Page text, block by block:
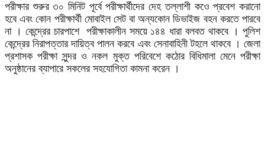
পরীক্ষার শুরুর ৩০ মিনিট পূর্বে পরীক্ষার্থীদের দেহ তল্লাশী কওে প্রবেশ করানো
হবে এবং কোন পরীক্ষার্থী মোবাইল সেট বা অন্যকোন ডিভাইজ বহন করতে পারবে
না । কেন্দ্রের চারপাশে পরীক্ষাকালীন সময়ে ১৪৪ ধারা বলবত থাকবে । পুলিশ
কেন্দ্রের নিরাপত্তার দায়িত্ব পালন করবে এবং সেনাবাহিনী টহলে থাকবে । জেলা
প্রশাসক পরীক্ষা সুন্দর ও নকল মুক্ত পরিবেশে কঠোর বিধিমালা মেনে পরীক্ষা
অনুষ্ঠানের ব্যাপারে সকলের সহযোগিতা কামনা করেন ।